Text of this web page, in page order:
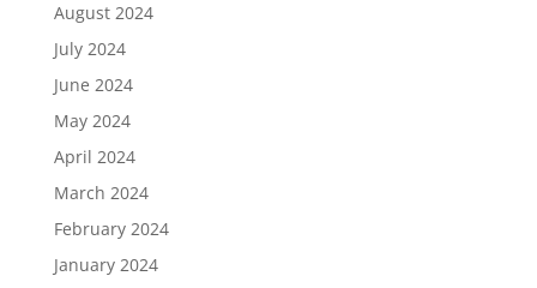
August 2024
July 2024
June 2024
May 2024
April 2024
March 2024
February 2024
January 2024